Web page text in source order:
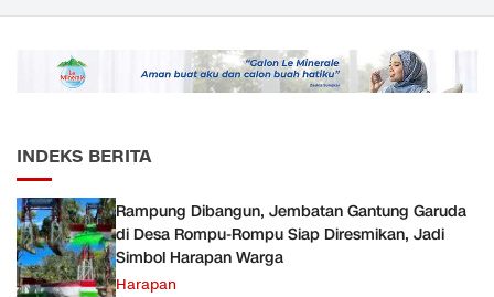
JMD dan JMF
INDEKS BERITA
Rampung Dibangun, Jembatan Gantung Garuda
di Desa Rompu-Rompu Siap Diresmikan, Jadi
Simbol Harapan Warga
Harapan